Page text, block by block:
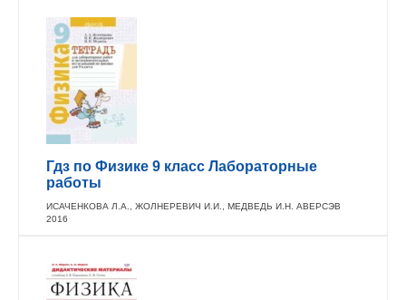
Гдз по Физике 9 класс Лабораторные
работы
ИСАЧЕНКОВА Л.А., ЖОЛНЕРЕВИЧ И.И., МЕДВЕДЬ И.Н. АВЕРСЭВ
2016